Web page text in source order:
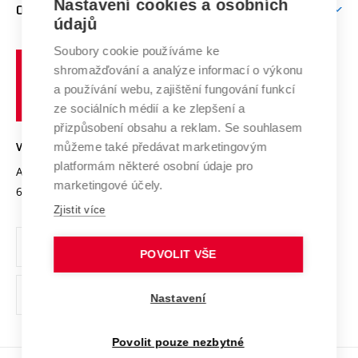
E-přihláška
Doktorské studium
Podpora podnikání
Mezinárodní vědecká rada
Systém zajišťování kvality výzkumu
Výzkumné infrastruktury
Transfer znalostí
Open Science
Projekty
Projekty ze strukturálních fondů
Specifický výzkum
Zahraniční spolupráce
Spolupráce se školami
Služby univerzity
Mezinárodní dohody
Univerzitní sítě
O UNIVERZITĚ
Profil univerzity
Udržitelná univerzita
Podnikavá univerzita / ContriBUTe
Bezpečná univerzita
Vyznamenání
Organizační struktura
Ochrana osobních údajů
odkaz)
učení
technické
VYSOKÉ UČENÍ TECHNICKÉ V BRNĚ
Antonínská 548/1
602 00 Brno
www.vut.cz
vut@vutbr.cz
Nastavení cookies a osobních
údajů
Soubory cookie používáme ke
shromažďování a analýze informací o výkonu
a používání webu, zajištění fungování funkcí
ze sociálních médií a ke zlepšení a
přizpůsobení obsahu a reklam. Se souhlasem
můžeme také předávat marketingovým
platformám některé osobní údaje pro
marketingové účely.
Zjistit více
POVOLIT VŠE
Nastavení
Povolit pouze nezbytné